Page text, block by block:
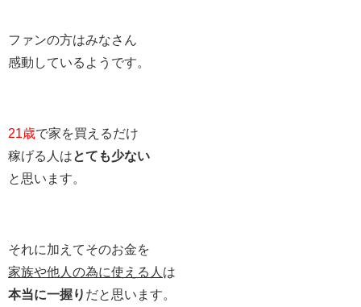
ファンの方はみなさん
感動しているようです。
21歳で家を買えるだけ
稼げる人は とても少ない
と思います。
それに加えてそのお金を
家族や他人の為に使える人 は
本当に一握り だと思います。